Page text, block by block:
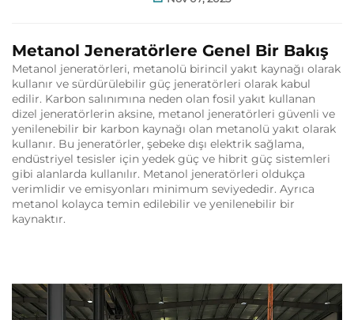
Metanol Jeneratörlere Genel Bir Bakış
Metanol jeneratörleri, metanolü birincil yakıt kaynağı olarak
kullanır ve sürdürülebilir güç jeneratörleri olarak kabul
edilir. Karbon salınımına neden olan fosil yakıt kullanan
dizel jeneratörlerin aksine, metanol jeneratörleri güvenli ve
yenilenebilir bir karbon kaynağı olan metanolü yakıt olarak
kullanır. Bu jeneratörler, şebeke dışı elektrik sağlama,
endüstriyel tesisler için yedek güç ve hibrit güç sistemleri
gibi alanlarda kullanılır. Metanol jeneratörleri oldukça
verimlidir ve emisyonları minimum seviyededir. Ayrıca
metanol kolayca temin edilebilir ve yenilenebilir bir
kaynaktır.